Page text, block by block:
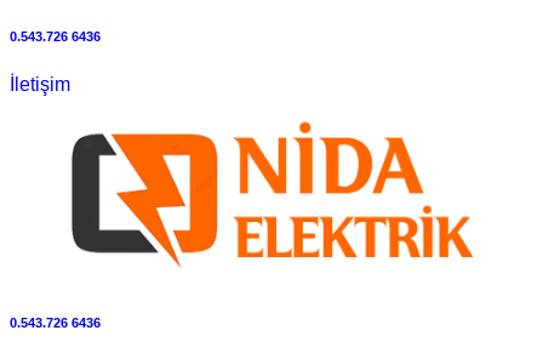
0.543.726 6436
İletişim
0.543.726 6436